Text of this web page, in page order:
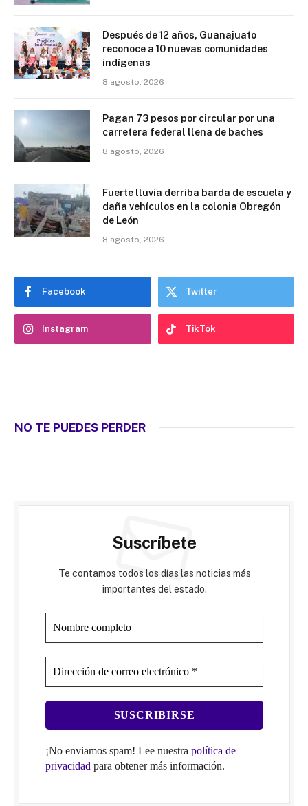
Después de 12 años, Guanajuato
reconoce a 10 nuevas comunidades
indígenas
8 agosto, 2026
Pagan 73 pesos por circular por una
carretera federal llena de baches
8 agosto, 2026
Fuerte lluvia derriba barda de escuela y
daña vehículos en la colonia Obregón
de León
8 agosto, 2026
Facebook Twitter
Instagram TikTok
NO TE PUEDES PERDER
Suscríbete
Te contamos todos los días las noticias más
importantes del estado.
¡No enviamos spam! Lee nuestra política de
privacidad para obtener más información.